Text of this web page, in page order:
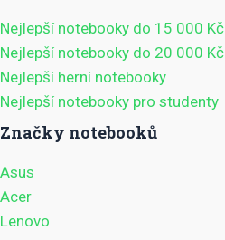
Nejlepší notebooky do 15 000 Kč
Nejlepší notebooky do 20 000 Kč
Nejlepší herní notebooky
Nejlepší notebooky pro studenty
Značky notebooků
Asus
Acer
Lenovo